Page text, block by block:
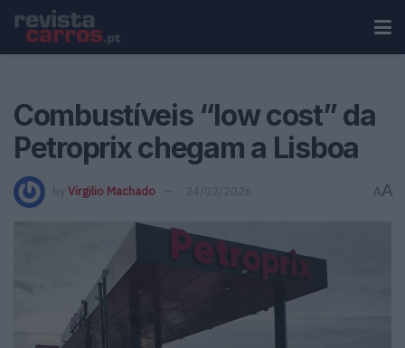
Combustíveis “low cost” da
Petroprix chegam a Lisboa
by Virgilio Machado 24/02/2026 AA